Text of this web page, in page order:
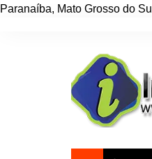
Paranaíba, Mato Grosso do Sul